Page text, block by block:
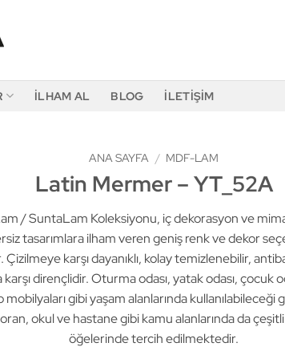
İLHAM AL BLOG İLETIŞIM
ANA SAYFA / MDF-LAM
Latin Mermer – YT_52A
/ SuntaLam Koleksiyonu, iç dekorasyon ve
tasarımlara ilham veren geniş renk ve dekor
Çizilmeye karşı dayanıklı, kolay temizlenebilir,
karşı dirençlidir. Oturma odası, yatak odası, çocuk
mobilyaları gibi yaşam alanlarında kullanılabileceği
okul ve hastane gibi kamu alanlarında da
öğelerinde tercih edilmektedir.